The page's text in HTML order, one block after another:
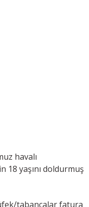
havalı
18 yaşını doldurmuş
tüfek/tabancalar fatura